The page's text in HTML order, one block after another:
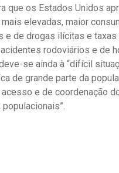
que os Estados Unidos
elevadas, maior
e de drogas ilícitas e
rodoviários e de
se ainda à “difícil
de grande parte da
e de coordenação